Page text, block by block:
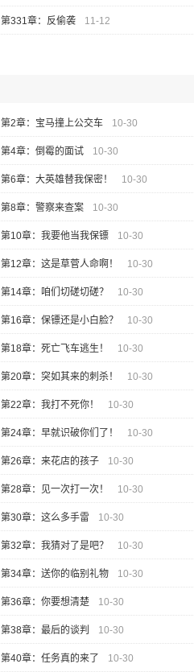
第331章：反偷袭 11-12
第2章：宝马撞上公交车 10-30
第4章：倒霉的面试 10-30
第6章：大英雄替我保密！ 10-30
第8章：警察来查案 10-30
第10章：我要他当我保镖 10-30
第12章：这是草菅人命啊！ 10-30
第14章：咱们切磋切磋？ 10-30
第16章：保镖还是小白脸？ 10-30
第18章：死亡飞车逃生！ 10-30
第20章：突如其来的刺杀！ 10-30
第22章：我打不死你！ 10-30
第24章：早就识破你们了！ 10-30
第26章：来花店的孩子 10-30
第28章：见一次打一次！ 10-30
第30章：这么多手雷 10-30
第32章：我猜对了是吧？ 10-30
第34章：送你的临别礼物 10-30
第36章：你要想清楚 10-30
第38章：最后的谈判 10-30
第40章：任务真的来了 10-30